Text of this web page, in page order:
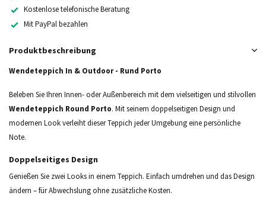
Kostenlose telefonische Beratung
Mit PayPal bezahlen
Produktbeschreibung
Wendeteppich In & Outdoor - Rund Porto
Beleben Sie Ihren Innen- oder Außenbereich mit dem vielseitigen und stilvollen
Wendeteppich Round Porto. Mit seinem doppelseitigen Design und
modernen Look verleiht dieser Teppich jeder Umgebung eine persönliche
Note.
Doppelseitiges Design
Genießen Sie zwei Looks in einem Teppich. Einfach umdrehen und das Design
ändern – für Abwechslung ohne zusätzliche Kosten.